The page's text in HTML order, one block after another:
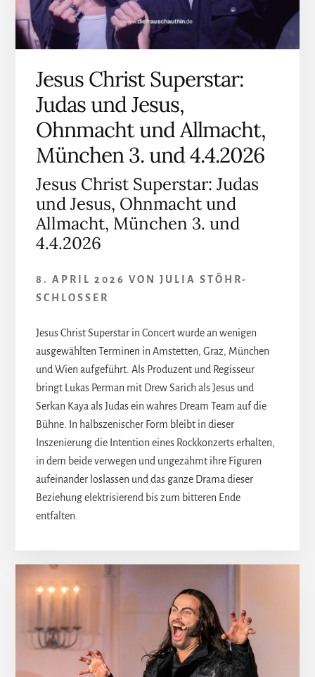
Jesus Christ Superstar:
Judas und Jesus,
Ohnmacht und Allmacht,
München 3. und 4.4.2026
Jesus Christ Superstar: Judas
und Jesus, Ohnmacht und
Allmacht, München 3. und
4.4.2026
8. APRIL 2026 VON JULIA STÖHR-
SCHLOSSER
Jesus Christ Superstar in Concert wurde an wenigen
ausgewählten Terminen in Amstetten, Graz, München
und Wien aufgeführt. Als Produzent und Regisseur
bringt Lukas Perman mit Drew Sarich als Jesus und
Serkan Kaya als Judas ein wahres Dream Team auf die
Bühne. In halbszenischer Form bleibt in dieser
Inszenierung die Intention eines Rockkonzerts erhalten,
in dem beide verwegen und ungezähmt ihre Figuren
aufeinander loslassen und das ganze Drama dieser
Beziehung elektrisierend bis zum bitteren Ende
entfalten.